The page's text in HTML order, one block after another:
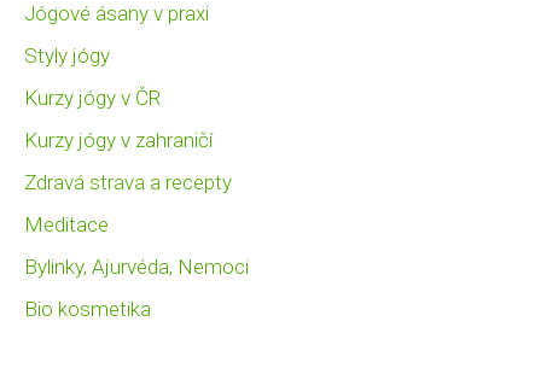
Jógové ásany v praxi
Styly jógy
Kurzy jógy v ČR
Kurzy jógy v zahraničí
Zdravá strava a recepty
Meditace
Bylinky, Ajurvéda, Nemoci
Bio kosmetika